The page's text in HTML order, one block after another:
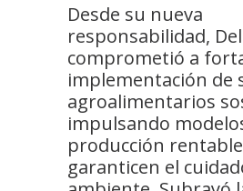
Desde su nueva
responsabilidad,
comprometió a
implementación de
agroalimentarios
impulsando
producción
garanticen el